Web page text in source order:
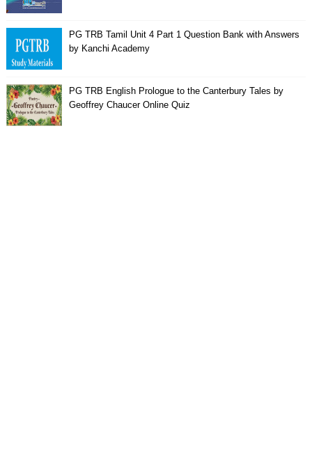
PG TRB Tamil Unit 4 Part 1 Question Bank with Answers
by Kanchi Academy
PG TRB English Prologue to the Canterbury Tales by
Geoffrey Chaucer Online Quiz